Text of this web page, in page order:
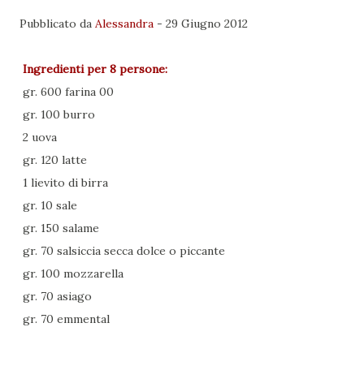
Pubblicato da Alessandra - 29 Giugno 2012
Ingredienti per 8 persone:
gr. 600 farina 00
gr. 100 burro
2 uova
gr. 120 latte
1 lievito di birra
gr. 10 sale
gr. 150 salame
gr. 70 salsiccia secca dolce o piccante
gr. 100 mozzarella
gr. 70 asiago
gr. 70 emmental